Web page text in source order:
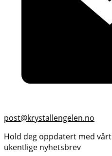
post@krystallengelen.no
Hold deg oppdatert med vårt
ukentlige nyhetsbrev